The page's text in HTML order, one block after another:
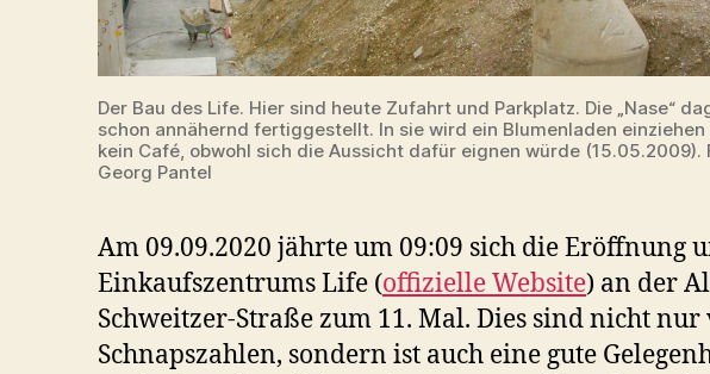
Der Bau des Life. Hier sind heute Zufahrt und Parkplatz. Die „Nase“
schon annähernd fertiggestellt. In sie wird ein Blumenladen einziehen
kein Café, obwohl sich die Aussicht dafür eignen würde (15.05.2009).
Georg Pantel
Am 09.09.2020 jährte um 09:09 sich die Eröffnung
Einkaufszentrums Life (offizielle Website) an der
Schweitzer-Straße zum 11. Mal. Dies sind nicht nur
Schnapszahlen, sondern ist auch eine gute